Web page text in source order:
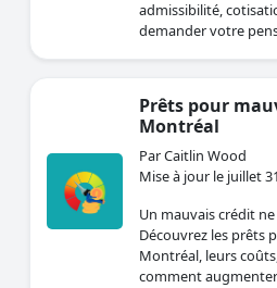
admissibilité,
demander votre
Prêts pour
Montréal
Par Caitlin Wood
Mise à jour le juillet
Un mauvais crédit
Découvrez les prêts
Montréal, leurs
comment